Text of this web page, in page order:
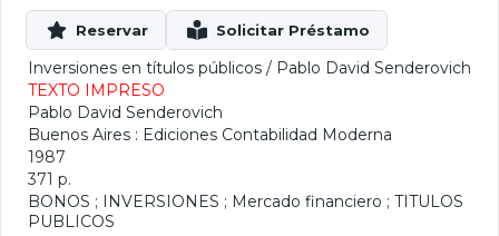
Inversiones en títulos públicos / Pablo David Senderovich
TEXTO IMPRESO
Pablo David Senderovich
Buenos Aires : Ediciones Contabilidad Moderna
1987
371 p.
BONOS ; INVERSIONES ; Mercado financiero ; TITULOS
PUBLICOS